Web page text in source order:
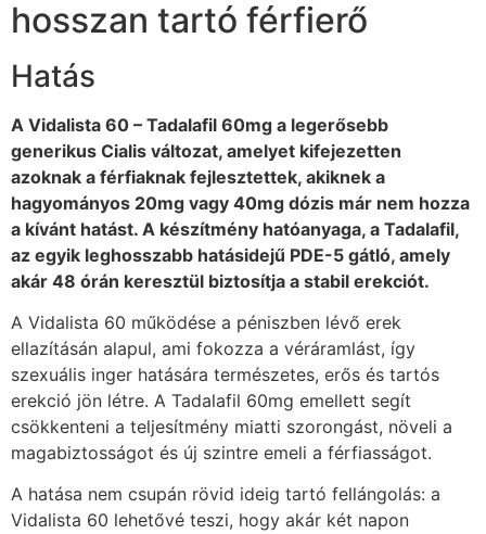
hosszan tartó férfierő
Hatás
A Vidalista 60 – Tadalafil 60mg a legerősebb
generikus Cialis változat, amelyet kifejezetten
azoknak a férfiaknak fejlesztettek, akiknek a
hagyományos 20mg vagy 40mg dózis már nem hozza
a kívánt hatást. A készítmény hatóanyaga, a Tadalafil,
az egyik leghosszabb hatásidejű PDE-5 gátló, amely
akár 48 órán keresztül biztosítja a stabil erekciót.
A Vidalista 60 működése a péniszben lévő erek
ellazításán alapul, ami fokozza a véráramlást, így
szexuális inger hatására természetes, erős és tartós
erekció jön létre. A Tadalafil 60mg emellett segít
csökkenteni a teljesítmény miatti szorongást, növeli a
magabiztosságot és új szintre emeli a férfiasságot.
A hatása nem csupán rövid ideig tartó fellángolás: a
Vidalista 60 lehetővé teszi, hogy akár két napon